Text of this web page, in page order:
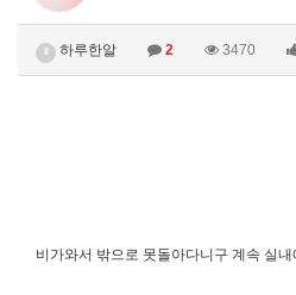
하루한알 2 3470
비가와서 밖으로 못돌아다니구 계속 실